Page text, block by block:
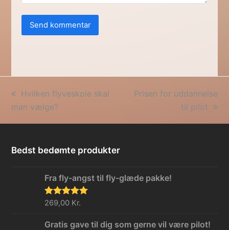
previous
post:
Hvilken flyveskole skal
man vælge?
next
Prisen for uddannelse
til pilot
Bedst bedømte produkter
Fra fly-angst til fly-glæde pakke!
Vurderet
269,00 Kr.
Gratis gave til dig som gerne vil være pilot!